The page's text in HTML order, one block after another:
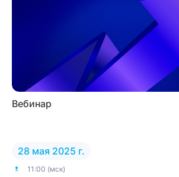
Вебинар
28 мая 2025 г.
11:00 (мск)